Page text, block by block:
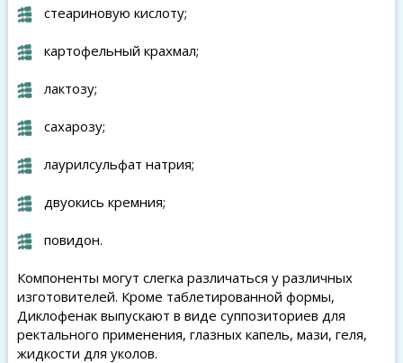
стеариновую кислоту;
картофельный крахмал;
лактозу;
сахарозу;
лаурилсульфат натрия;
двуокись кремния;
повидон.
Компоненты могут слегка различаться у различных
изготовителей. Кроме таблетированной формы,
Диклофенак выпускают в виде суппозиториев для
ректального применения, глазных капель, мази, геля,
жидкости для уколов.